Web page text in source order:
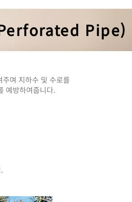
Pipe)
며 지하수 및 수로를
예방하여줍니다.